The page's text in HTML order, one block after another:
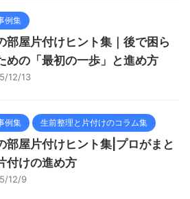
例集
部屋片付けヒント集｜後で困ら
めの「最初の一歩」と進め方
12/13
例集 生前整理と片付けのコラム集
部屋片付けヒント集|プロがまと
付けの進め方
12/9